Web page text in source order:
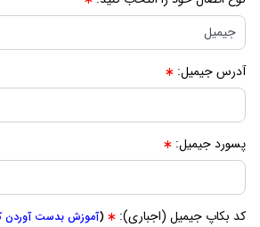
آدرس جیمیل:
پسورد جیمیل:
کد بکاپ جیمیل (اجباری): (آموزش بدست